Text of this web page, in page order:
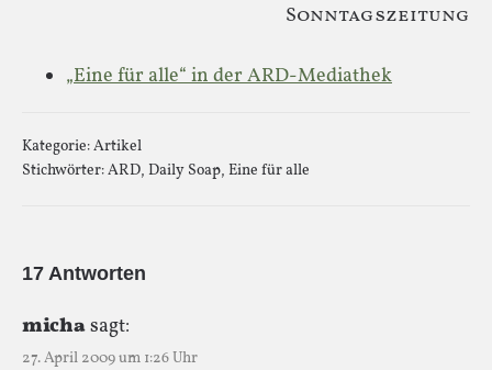
Sonntagszeitung
„Eine für alle“ in der ARD-Mediathek
Kategorie:Artikel
Stichwörter:ARD, Daily Soap, Eine für alle
17 Antworten
michasagt:
27. April 2009 um 1:26 Uhr